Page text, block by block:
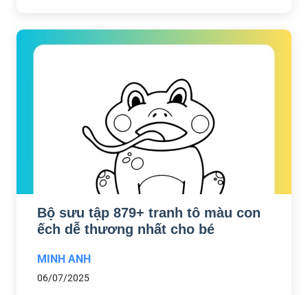
Bộ sưu tập 879+ tranh tô màu con
ếch dễ thương nhất cho bé
MINH ANH
06/07/2025